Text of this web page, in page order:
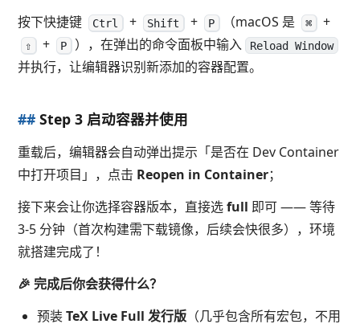
按下快捷键 Ctrl + Shift + P （macOS 是 ⌘ +
⇧ + P ），在弹出的命令面板中输入 Reload Window
并执行，让编辑器识别新添加的容器配置。
##Step 3 启动容器并使用
重载后，编辑器会自动弹出提示「是否在 Dev Container
中打开项目」，点击 Reopen in Container；
接下来会让你选择容器版本，直接选full 即可 —— 等待
3-5 分钟（首次构建需下载镜像，后续会快很多），环境
就搭建完成了！
🎉 完成后你会获得什么？
预装TeX Live Full 发行版 （几乎包含所有宏包，不用